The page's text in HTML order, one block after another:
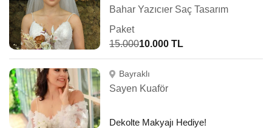
Bahar Yazıcıer Saç Tasarım
Paket
15.00010.000 TL
Bayraklı
Sayen Kuaför
Dekolte Makyajı Hediye!